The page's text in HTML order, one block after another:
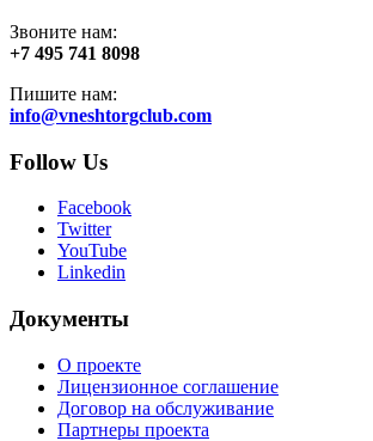
Звоните нам:
+7 495 741 8098
Пишите нам:
info@vneshtorgclub.com
Follow Us
Facebook
Twitter
YouTube
Linkedin
Документы
О проекте
Лицензионное соглашение
Договор на обслуживание
Партнеры проекта